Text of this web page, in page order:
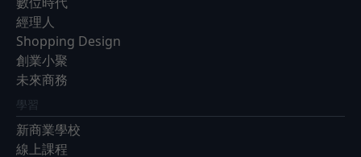
經理人
Shopping Design
創業小聚
未來商務
學習
新商業學校
線上課程